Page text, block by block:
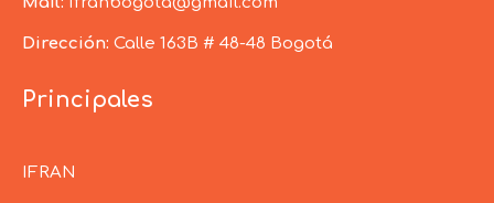
Dirección: Calle 163B # 48-48 Bogotá
Principales
IFRAN